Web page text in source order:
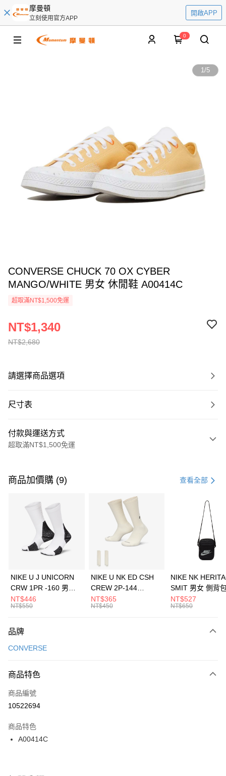
摩曼頓
立刻使用官方APP
開啟APP
0
1/5
CONVERSE CHUCK 70 OX CYBER
MANGO/WHITE 男女 休閒鞋 A00414C
超取滿NT$1,500免運
NT$2,680
NT$1,340
請選擇商品選項
尺寸表
付款與運送方式
超取滿NT$1,500免運
信用卡一次付款
3 期 0 利率 每期 21家銀行
合作金庫商業銀行
第一商業銀行
華南商業銀行
彰化商業銀行
上海商業儲蓄銀行
元大商業銀行
台灣樂天信用卡公司
Apple Pay
全盈+PAY
AFTEE先享後付
【關於「AFTEE先享後付」】
便利好安心！
３．安心：先確認商品／服務後，再付款。
【「AFTEE先享後付」結帳流程】
１．於結帳方式選擇「AFTEE先享後付」後，將跳轉至「AFTEE先享後付」
２．訂單成立數日內，您將收到繳費通知簡訊。
３．收到繳費通知簡訊後14天內，點擊此簡訊中的連結，可透過四大超商／
ATM／網路銀行／等多元方式進行付款，方視為交易完成。
運送方式
每筆NT$100，滿NT$1,500(含以上)免運費
宅配
每筆NT$100，滿NT$1,500(含以上)免運費
付款後門市自取
每筆NT$100，滿NT$1,500(含以上)免運費
商品加價購 (9) 查看全部
NIKE U J UNICORN
CRW 1PR -160 男女
中統襪 FZ3393100
NT$446
NT$550
NIKE U NK ED CSH
CREW 2P-144
EMBRDY 男女 短統襪
FZ3073133
NT$365
NT$450
NIKE NK
SMIT 男女 側背
BA5871010
NT$527
NT$650
品牌
CONVERSE
商品特色
商品編號
10522694
商品特色
A00414C